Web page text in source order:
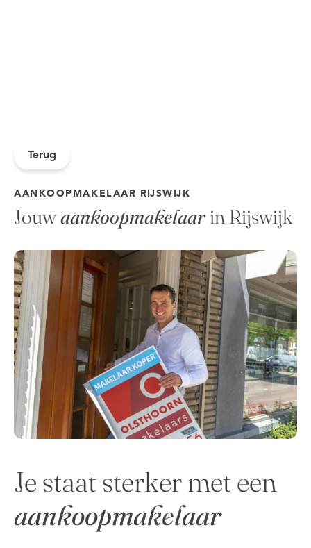
Terug
AANKOOPMAKELAAR RIJSWIJK
Jouwaankoopmakelaarin Rijswijk
Je staat sterker met een
aankoopmakelaar